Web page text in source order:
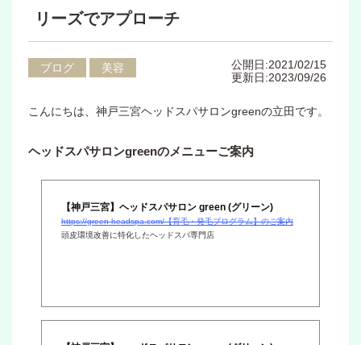
リーズでアプローチ
ブログ 美容
公開日:2021/02/15
更新日:2023/09/26
こんにちは、神戸三宮ヘッドスパサロンgreenの立田です。
ヘッドスパサロンgreenのメニューご案内
【神戸三宮】ヘッドスパサロン green (グリーン)
https://green-headspa.com/【育毛・発毛プログラム】のご案内
頭皮環境改善に特化したヘッドスパ専門店